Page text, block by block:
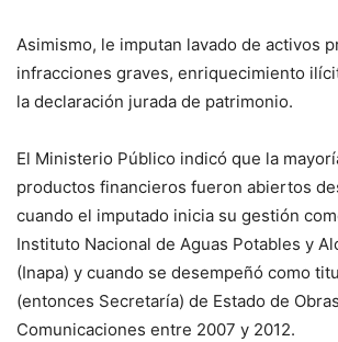
Asimismo, le imputan lavado de activos
infracciones graves, enriquecimiento
la declaración jurada de patrimonio.
El Ministerio Público indicó que la
productos financieros fueron abiertos
cuando el imputado inicia su gestión
Instituto Nacional de Aguas Potables y
(Inapa) y cuando se desempeñó como
(entonces Secretaría) de Estado de
Comunicaciones entre 2007 y 2012.